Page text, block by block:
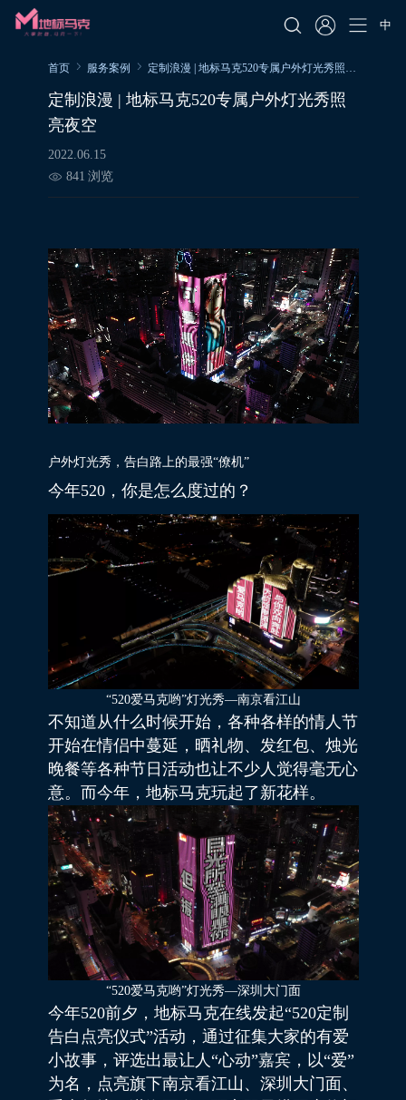
中
首页 服务案例 定制浪漫 | 地标马克520专属户外灯光秀照亮夜空
定制浪漫 | 地标马克520专属户外灯光秀照
亮夜空
2022.06.15
841 浏览
户外灯光秀，告白路上的最强“僚机”
今年520，你是怎么度过的？
“520爱马克哟”灯光秀—南京看江山
不知道从什么时候开始，各种各样的情人节
开始在情侣中蔓延，晒礼物、发红包、烛光
晚餐等各种节日活动也让不少人觉得毫无心
意。而今年，地标马克玩起了新花样。
“520爱马克哟”灯光秀—深圳大门面
今年520前夕，地标马克在线发起“520定制
告白点亮仪式”活动，通过征集大家的有爱
小故事，评选出最让人“心动”嘉宾，以“爱”
为名，点亮旗下南京看江山、深圳大门面、